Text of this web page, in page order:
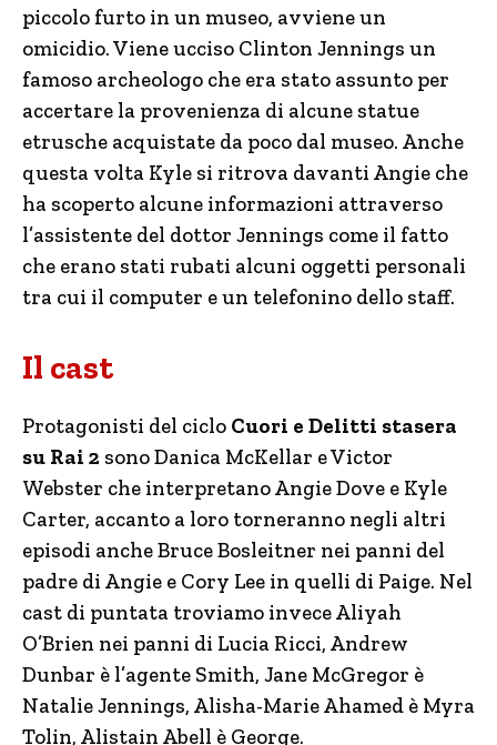
piccolo furto in un museo, avviene un
omicidio. Viene ucciso Clinton Jennings un
famoso archeologo che era stato assunto per
accertare la provenienza di alcune statue
etrusche acquistate da poco dal museo. Anche
questa volta Kyle si ritrova davanti Angie che
ha scoperto alcune informazioni attraverso
l’assistente del dottor Jennings come il fatto
che erano stati rubati alcuni oggetti personali
tra cui il computer e un telefonino dello staff.
Il cast
Protagonisti del ciclo Cuori e Delitti stasera
su Rai 2 sono Danica McKellar e Victor
Webster che interpretano Angie Dove e Kyle
Carter, accanto a loro torneranno negli altri
episodi anche Bruce Bosleitner nei panni del
padre di Angie e Cory Lee in quelli di Paige. Nel
cast di puntata troviamo invece Aliyah
O’Brien nei panni di Lucia Ricci, Andrew
Dunbar è l’agente Smith, Jane McGregor è
Natalie Jennings, Alisha-Marie Ahamed è Myra
Tolin, Alistain Abell è George.